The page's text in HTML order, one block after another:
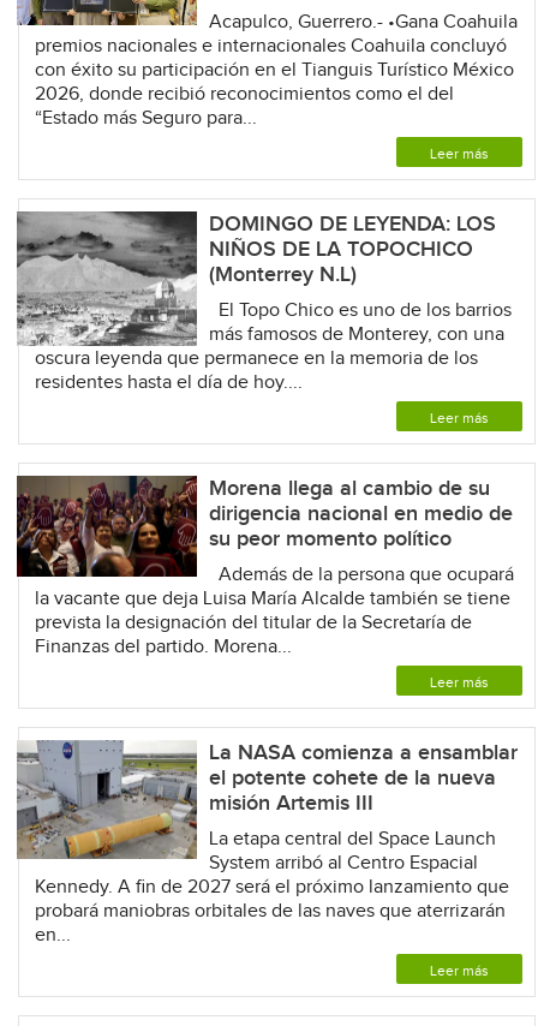
Acapulco, Guerrero.- •Gana Coahuila
premios nacionales e internacionales Coahuila concluyó
con éxito su participación en el Tianguis Turístico México
2026, donde recibió reconocimientos como el del
“Estado más Seguro para...
Leer más
DOMINGO DE LEYENDA: LOS
NIÑOS DE LA TOPOCHICO
(Monterrey N.L)
El Topo Chico es uno de los barrios
más famosos de Monterey, con una
oscura leyenda que permanece en la memoria de los
residentes hasta el día de hoy....
Leer más
Morena llega al cambio de su
dirigencia nacional en medio de
su peor momento político
Además de la persona que ocupará
la vacante que deja Luisa María Alcalde también se tiene
prevista la designación del titular de la Secretaría de
Finanzas del partido. Morena...
Leer más
La NASA comienza a ensamblar
el potente cohete de la nueva
misión Artemis III
La etapa central del Space Launch
System arribó al Centro Espacial
Kennedy. A fin de 2027 será el próximo lanzamiento que
probará maniobras orbitales de las naves que aterrizarán
en...
Leer más